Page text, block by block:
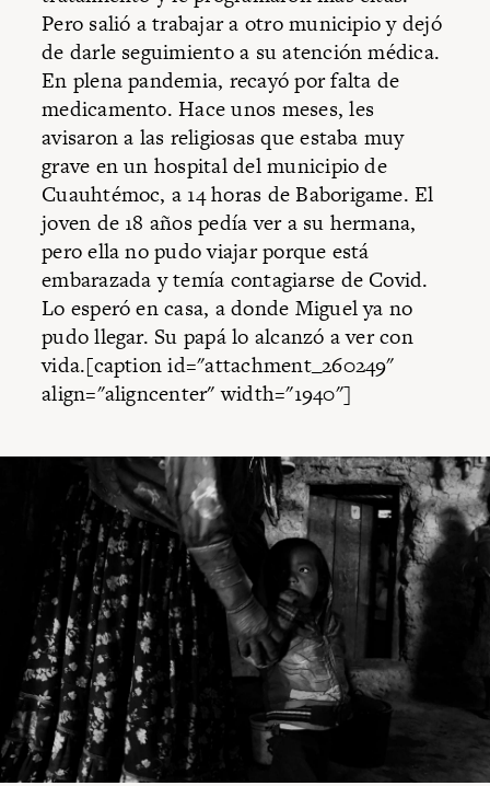
Pero salió a trabajar a otro municipio y dejó
de darle seguimiento a su atención médica.
En plena pandemia, recayó por falta de
medicamento. Hace unos meses, les
avisaron a las religiosas que estaba muy
grave en un hospital del municipio de
Cuauhtémoc, a 14 horas de Baborigame. El
joven de 18 años pedía ver a su hermana,
pero ella no pudo viajar porque está
embarazada y temía contagiarse de Covid.
Lo esperó en casa, a donde Miguel ya no
pudo llegar. Su papá lo alcanzó a ver con
vida.[caption id="attachment_260249"
align="aligncenter" width="1940"]